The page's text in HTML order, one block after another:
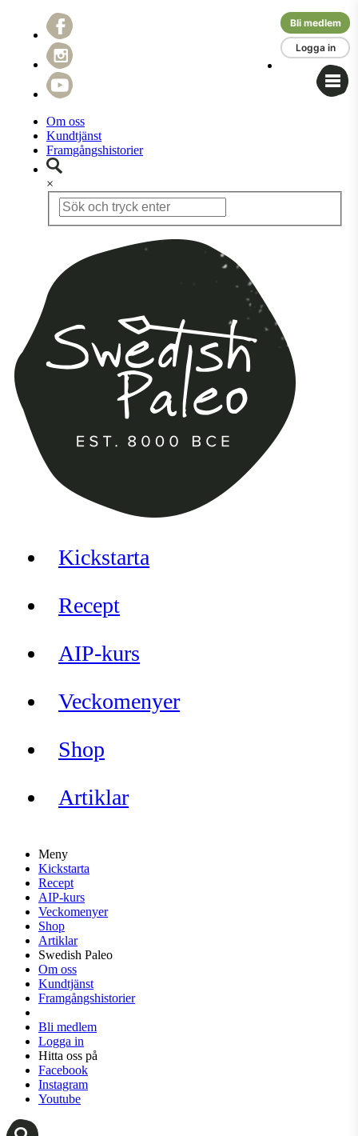
Om oss
Kundtjänst
Framgångshistorier
×
Bli medlem
Logga in
Kickstarta
Recept
AIP-kurs
Veckomenyer
Shop
Artiklar
Meny
Kickstarta
Recept
AIP-kurs
Veckomenyer
Shop
Artiklar
Swedish Paleo
Om oss
Kundtjänst
Framgångshistorier
Bli medlem
Logga in
Hitta oss på
Facebook
Instagram
Youtube